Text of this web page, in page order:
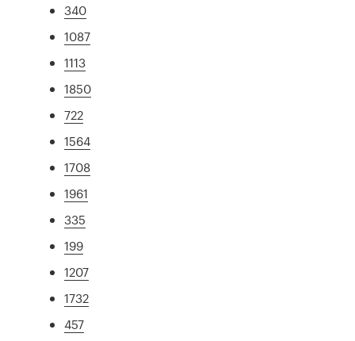
340
1087
1113
1850
722
1564
1708
1961
335
199
1207
1732
457